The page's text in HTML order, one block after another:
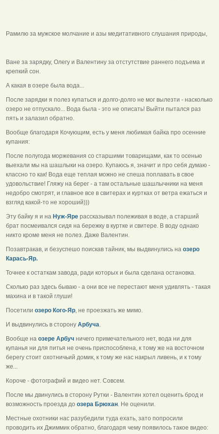
Рамилю за мужское молчание и азы медитативного слушания природы,
Ване за зарядку, Олегу и Валентину за отстутствие раннего подъема и
крепкий сон.
А какая в озере была вода...
После зарядки я полез купаться и долго-долго не мог вылезти - насколько
озеро не отпускало... Вода была - это не описать! Выйти пытался раз
пять и залазил обратно.
Вообще благодаря Кочующим, есть у меня любимая байка про осенние
купания:
После полугода моржевания со старшими товарищами, как то осенью
выехали мы на шашлыки на озеро. Купаюсь я, значит и про себя думаю -
классно то как! Вода еще теплая можно не спеша поплавать в свое
удовольствие! Гляжу на берег - а там остальные шашлычники на меня
недобро смотрят, и главное все в свитерах и куртках от ветра ежаться и
взгляд какой-то не хороший)))
Эту байку я и на Нуж-Яре рассказывал полеживая в воде, а старший
брат посмеивался сидя на бережку в куртке и свитере. В воду однако
никто кроме меня не полез. Даже Валентин.
Позавтракав, и безуспешо поискав тайник, мы выдвинулись на озеро
Карась-Яр.
Точнее к остаткам завода, ради которых и была сделана остановка.
Сколько раз здесь бываю - а они все не перестают меня удивлять - такая
махина и в такой глуши!
Посетили озеро Кого-Яр, не проезжать же мимо.
И выдвинулись в сторону Арбуча.
Вообще на озере Арбуч ничего примечательного нет, вода ни для
купанья ни для питья не очень приспособлена, к тому же на восточном
берегу стоит охотничьий домик, к тому же нас накрыл ливень, и к тому
же...
Короче - фотографий и видео нет. Совсем.
После мы двинулись в сторону Рутки - Валентин хотел оценить брод и
возможность проезда до озера Брюхан. Не оценили.
Местные охотники нас разубедили туда ехать, зато попросили
проводить их Джиммик обратно, благодаря чему появилось такое видео: